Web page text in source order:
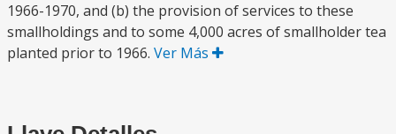
1966-1970, and (b) the provision of services to these
smallholdings and to some 4,000 acres of smallholder tea
planted prior to 1966. Ver Más